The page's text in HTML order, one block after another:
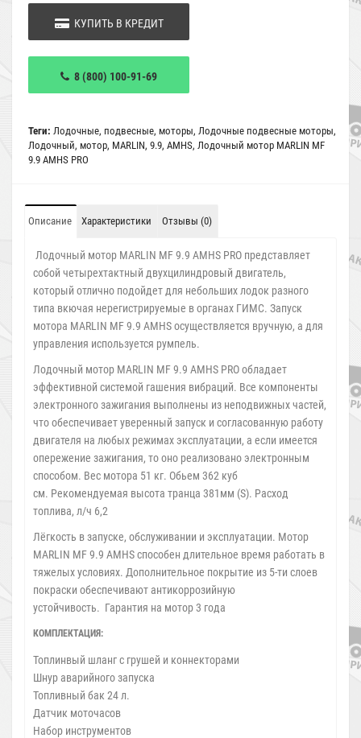
КУПИТЬ В КРЕДИТ
8 (800) 100-91-69
Теги: Лодочные, подвесные, моторы, Лодочные подвесные моторы,
Лодочный, мотор, MARLIN, 9.9, AMHS, Лодочный мотор MARLIN MF
9.9 AMHS PRO
Описание Характеристики Отзывы (0)
Лодочный мотор MARLIN MF 9.9 AMHS PRO представляет
собой четырехтактный двухцилиндровый двигатель,
который отлично подойдет для небольших лодок разного
типа вкючая нерегистрируемые в органах ГИМС. Запуск
мотора MARLIN MF 9.9 AMHS осуществляется вручную, а для
управления используется румпель.
Лодочный мотор MARLIN MF 9.9 AMHS PRO обладает
эффективной системой гашения вибраций. Все компоненты
электронного зажигания выполнены из неподвижных частей,
что обеспечивает уверенный запуск и согласованную работу
двигателя на любых режимах эксплуатации, а если имеется
опережение зажигания, то оно реализовано электронным
способом. Вес мотора 51 кг. Обьем 362 куб
см. Рекомендуемая высота транца 381мм (S). Расход
топлива, л/ч 6,2
Лёгкость в запуске, обслуживании и эксплуатации. Мотор
MARLIN MF 9.9 AMHS способен длительное время работать в
тяжелых условиях. Дополнительное покрытие из 5-ти слоев
покраски обеспечивают антикоррозийную
устойчивость. Гарантия на мотор 3 года
КОМПЛЕКТАЦИЯ:
Топлинвый шланг с грушей и коннекторами
Шнур аварийного запуска
Топливный бак 24 л.
Датчик моточасов
Набор инструментов